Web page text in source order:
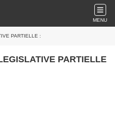
MENU
PARTIELLE :
PARTIELLE